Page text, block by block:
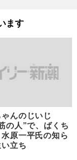
ます
ゃんのじいじ
の人”で、ばくち
原一平氏の知ら
立ち